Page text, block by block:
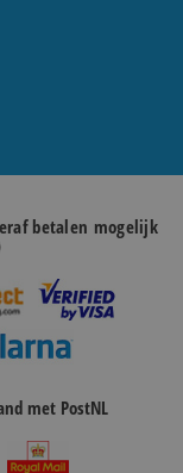
betalen mogelijk
met PostNL